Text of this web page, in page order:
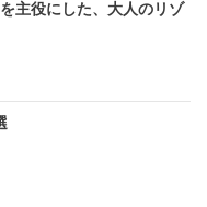
主役にした、大人のリゾ